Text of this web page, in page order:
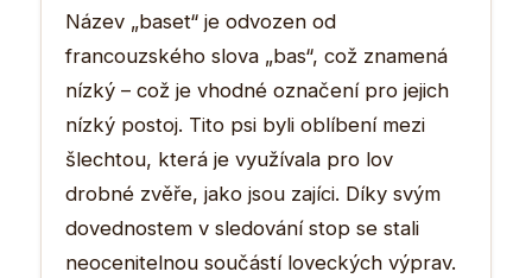
Název „baset“ je odvozen od
francouzského slova „bas“, což znamená
nízký – což je vhodné označení pro jejich
nízký postoj. Tito psi byli oblíbení mezi
šlechtou, která je využívala pro lov
drobné zvěře, jako jsou zajíci. Díky svým
dovednostem v sledování stop se stali
neocenitelnou součástí loveckých výprav.